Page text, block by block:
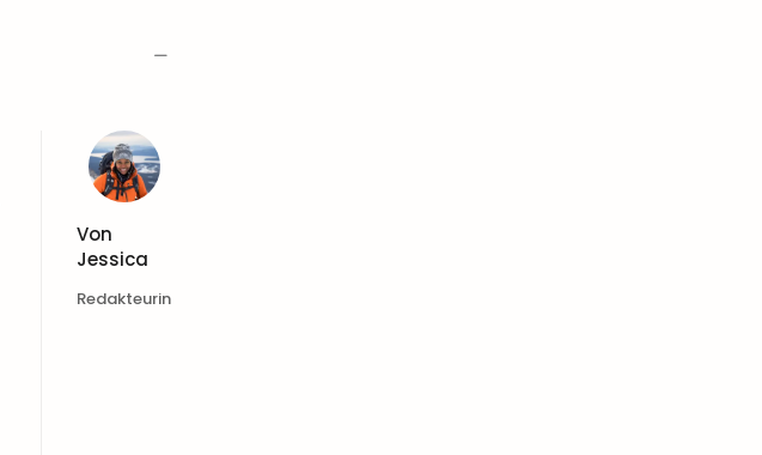
Von
Jessica
Redakteurin